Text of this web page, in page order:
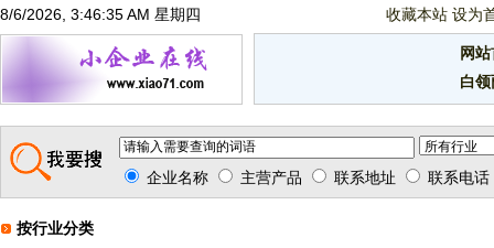
8/6/2026, 3:46:35 AM 星期四 收藏本站 设为
网
白
企业名称 主营产品 联系地址 联系电话
按行业分类